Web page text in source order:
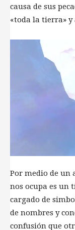
causa de sus
«toda la tierra»
Por medio de un
nos ocupa es un
cargado de
de nombres y
confusión que